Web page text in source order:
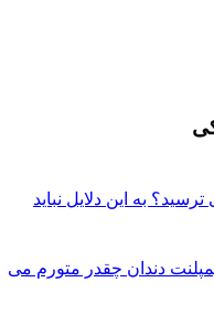
این دلایل نباید
چقدر متورم می